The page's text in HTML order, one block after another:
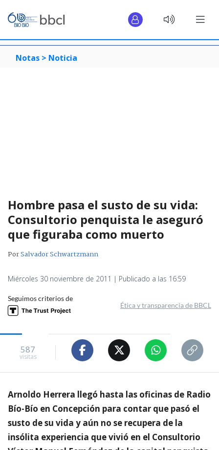
Notas > Noticia
Hombre pasa el susto de su vida:
Consultorio penquista le aseguró
que figuraba como muerto
PorSalvador Schwartzmann
Miércoles 30 noviembre de 2011 | Publicado a las 16:59
Seguimos criterios de
Ética y transparencia de BBCL
587
visitas
Arnoldo Herrera llegó hasta las oficinas de Radio
Bío-Bío en Concepción para contar que pasó el
susto de su vida y aún no se recupera de la
insólita experiencia que vivió en el Consultorio